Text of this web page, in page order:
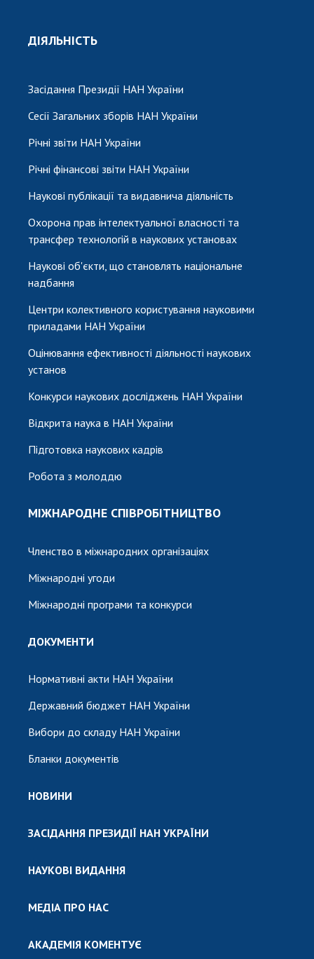
ДІЯЛЬНІСТЬ
Засідання Президії НАН України
Сесії Загальних зборів НАН України
Річні звіти НАН України
Річні фінансові звіти НАН України
Наукові публікації та видавнича діяльність
Охорона прав інтелектуальної власності та
трансфер технологій в наукових установах
Наукові об'єкти, що становлять національне
надбання
Центри колективного користування науковими
приладами НАН України
Оцінювання ефективності діяльності наукових
установ
Конкурси наукових досліджень НАН України
Відкрита наука в НАН України
Підготовка наукових кадрів
Робота з молоддю
МІЖНАРОДНЕ СПІВРОБІТНИЦТВО
Членство в міжнародних організаціях
Міжнародні угоди
Міжнародні програми та конкурси
ДОКУМЕНТИ
Нормативні акти НАН України
Державний бюджет НАН України
Вибори до складу НАН України
Бланки документів
НОВИНИ
ЗАСІДАННЯ ПРЕЗИДІЇ НАН УКРАЇНИ
НАУКОВІ ВИДАННЯ
МЕДІА ПРО НАС
АКАДЕМІЯ КОМЕНТУЄ